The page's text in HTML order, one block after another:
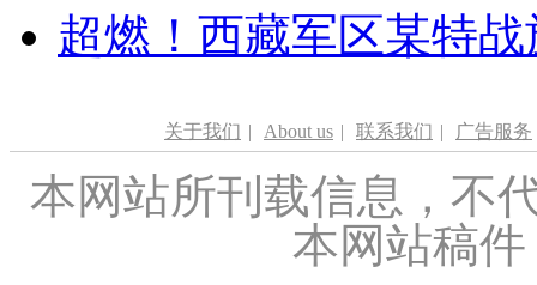
超燃！西藏军区某特
关于我们 | About us | 联系我们 | 广告服务
本网站所刊载信息，不
本网站稿